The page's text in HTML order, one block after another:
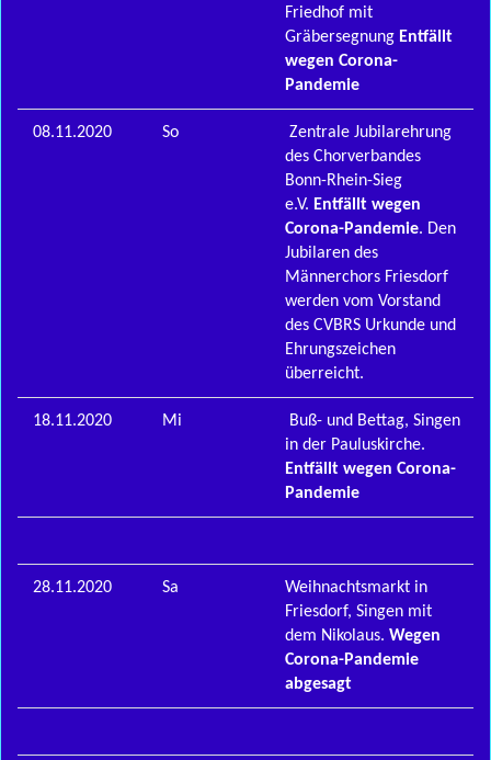
Friedhof mit
Gräbersegnung Entfällt
wegen Corona-
Pandemie
08.11.2020 So
Zentrale Jubilarehrung
des Chorverbandes
Bonn-Rhein-Sieg
e.V. Entfällt wegen
Corona-Pandemie. Den
Jubilaren des
Männerchors Friesdorf
werden vom Vorstand
des CVBRS Urkunde und
Ehrungszeichen
überreicht.
18.11.2020 Mi
Buß- und Bettag, Singen
in der Pauluskirche.
Entfällt wegen Corona-
Pandemie
28.11.2020 Sa
Weihnachtsmarkt in
Friesdorf, Singen mit
dem Nikolaus. Wegen
Corona-Pandemie
abgesagt